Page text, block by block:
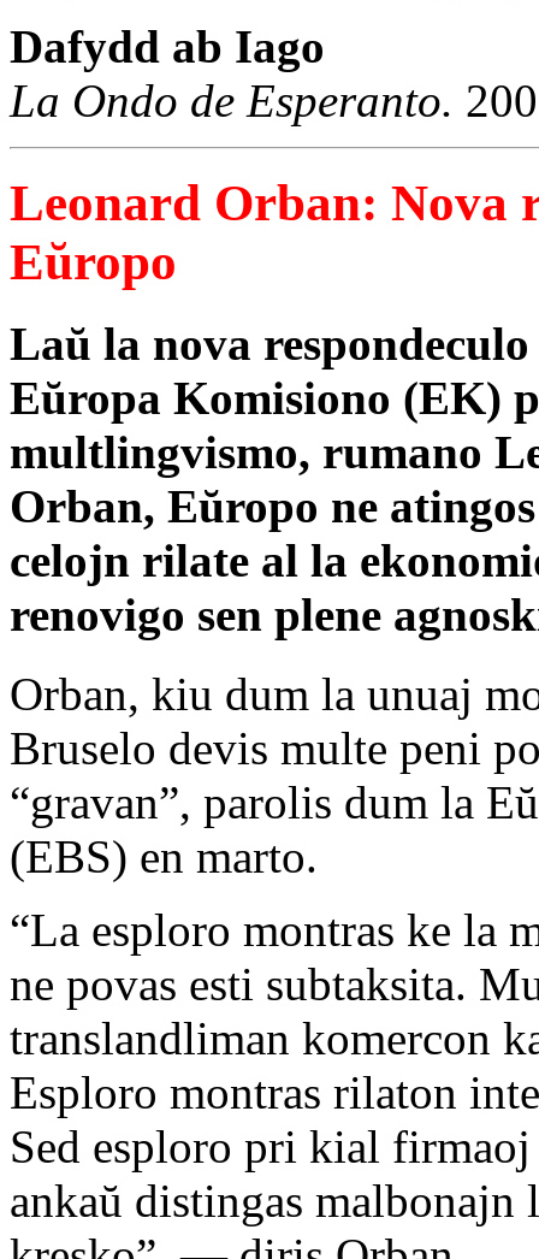
Dafydd ab Iago
La Ondo de Esperanto.
Leonard Orban: Nova
Eŭropo
Laŭ la nova
Eŭropa Komisiono (EK)
multlingvismo, rumano
Orban, Eŭropo ne
celojn rilate al la
renovigo sen plene
Orban, kiu dum la unuaj
Bruselo devis multe peni
“gravan”, parolis dum la
(EBS) en marto.
“La esploro montras ke la
ne povas esti subtaksita.
translandliman komercon
Esploro montras rilaton
Sed esploro pri kial
ankaŭ distingas